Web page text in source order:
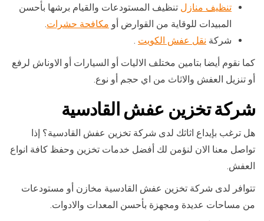
تنظيف منازل تنظيف المستودعات والقيام برشها بأحسن
المبيدات للوقاية من القوارض أو مكافحة حشرات.
شركة نقل عفش الكويت .
كما نقوم أيضا بتامين مختلف الاليات أو السيارات أو الاوناش لرفع
أو تنزيل العفش والاثاث من اي حجم أو نوع.
شركة تخزين عفش القادسية
هل ترغب بإيداع اثاثك لدى شركة تخزين عفش القادسية؟ إذا
تواصل معنا الان لنؤمن لك أفضل خدمات تخزين وحفظ كافة انواع
العفش.
تتوافر لدى شركة تخزين عفش القادسية مخازن أو مستودعات
من مساحات عديدة ومجهزة بأحسن المعدات والادوات.